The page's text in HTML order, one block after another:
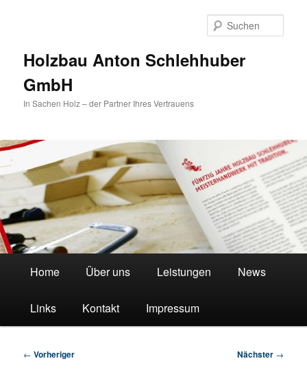
Holzbau Anton Schlehhuber
GmbH
In Sachen Holz – der Partner Ihres Vertrauens
Home Über uns Leistungen News
Links Kontakt Impressum
Beitragsnavigation
← Vorheriger Nächster →